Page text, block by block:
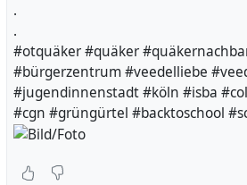
.
.
#otquäker #quäker
#bürgerzentrum #veedelliebe
#jugendinnenstadt #köln #isba
#cgn #grüngürtel #backtoschool